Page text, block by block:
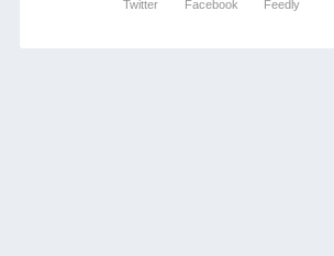
Twitter Facebook Feedly